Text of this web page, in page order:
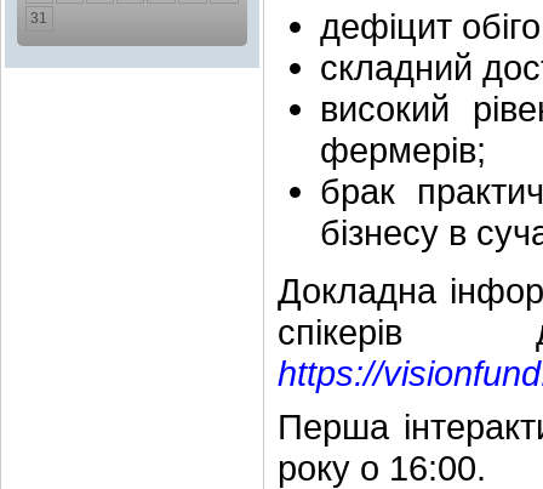
31
дефіцит
складний
високий
фермерів;
брак
бізнесу в
Докладна
спікерів
https://
Перша
року о 16:00.